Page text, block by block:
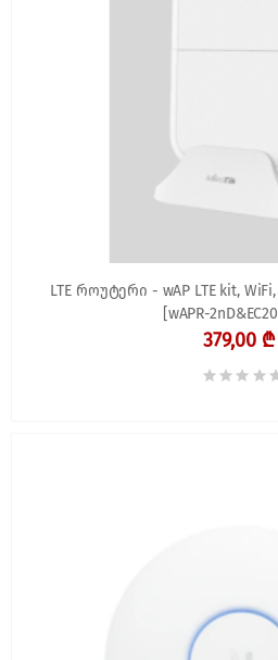
LTE როუტერი - wAP LTE kit,
[wAPR-
379,00 ₾